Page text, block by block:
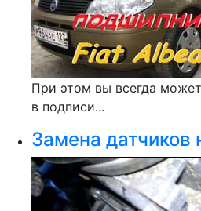
При этом вы всегда
в подписи...
Замена датчиков